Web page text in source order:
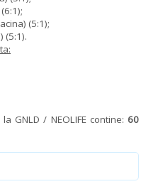
(5:1);
(5:1).
GNLD / NEOLIFE contine: 60